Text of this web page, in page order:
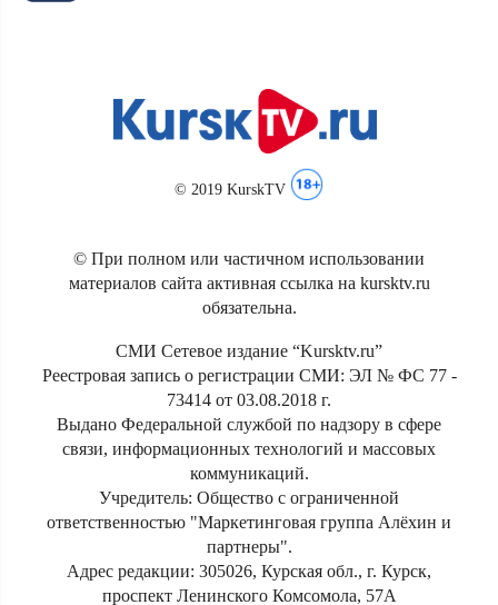
© 2019 KurskTV
© При полном или частичном использовании
материалов сайта активная ссылка на kursktv.ru
обязательна.
СМИ Сетевое издание “Kursktv.ru”
Реестровая запись о регистрации СМИ: ЭЛ № ФС 77 -
73414 от 03.08.2018 г.
Выдано Федеральной службой по надзору в сфере
связи, информационных технологий и массовых
коммуникаций.
Учредитель: Общество с ограниченной
ответственностью "Маркетинговая группа Алёхин и
партнеры".
Адрес редакции: 305026, Курская обл., г. Курск,
проспект Ленинского Комсомола, 57А